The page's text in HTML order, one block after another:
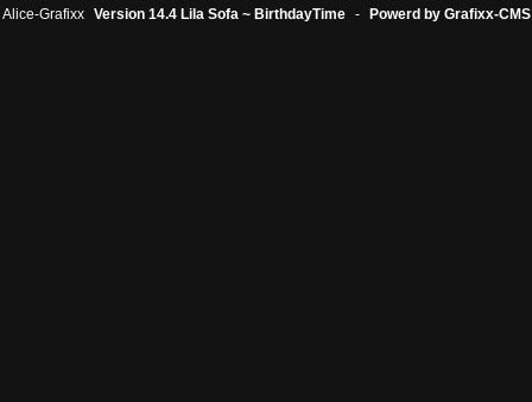
Alice-Grafixx Version 14.4 Lila Sofa ~ BirthdayTime - Powerd by Grafixx-CMS